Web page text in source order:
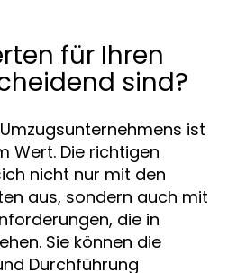
für Ihren
sind?
ist
Wert. Die richtigen
nicht nur mit den
aus, sondern auch mit
die in
Sie können die
Durchführung